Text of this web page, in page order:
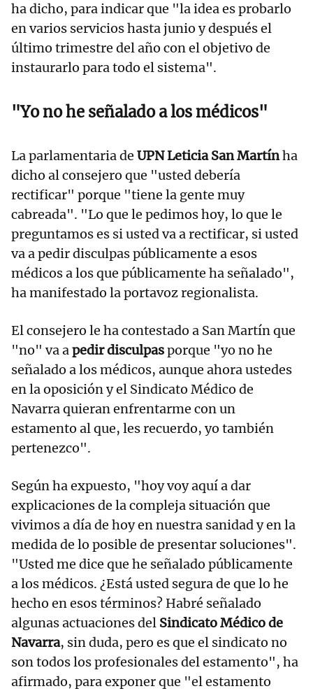
ha dicho, para indicar que "la idea es probarlo
en varios servicios hasta junio y después el
último trimestre del año con el objetivo de
instaurarlo para todo el sistema".
"Yo no he señalado a los médicos"
La parlamentaria de UPN Leticia San Martínha
dicho al consejero que "usted debería
rectificar" porque "tiene la gente muy
cabreada". "Lo que le pedimos hoy, lo que le
preguntamos es si usted va a rectificar, si usted
va a pedir disculpas públicamente a esos
médicos a los que públicamente ha señalado",
ha manifestado la portavoz regionalista.
El consejero le ha contestado a San Martín que
"no" va apedir disculpasporque "yo no he
señalado a los médicos, aunque ahora ustedes
en la oposición y el Sindicato Médico de
Navarra quieran enfrentarme con un
estamento al que, les recuerdo, yo también
pertenezco".
Según ha expuesto, "hoy voy aquí a dar
explicaciones de la compleja situación que
vivimos a día de hoy en nuestra sanidad y en la
medida de lo posible de presentar soluciones".
"Usted me dice que he señalado públicamente
a los médicos. ¿Está usted segura de que lo he
hecho en esos términos? Habré señalado
algunas actuaciones del Sindicato Médico de
Navarra, sin duda, pero es que el sindicato no
son todos los profesionales del estamento", ha
afirmado, para exponer que "el estamento